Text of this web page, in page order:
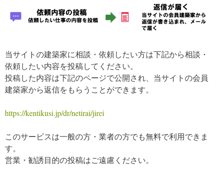
当サイトの建築家に相談・依頼したい方は下記から相談・
依頼したい内容を投稿してください。
投稿した内容は下記のページで公開され、当サイトの会員
建築家から返信をもらうことができます。
https://kentikusi.jp/dr/netirai/jirei
このサービスは一般の方・業者の方でも無料で利用できま
す。
営業・勧誘目的の投稿はご遠慮ください。